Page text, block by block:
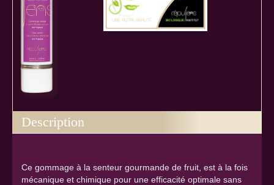
Description
Ce gommage à la senteur gourmande de fruit, est à la fois
mécanique et chimique pour une efficacité optimale sans